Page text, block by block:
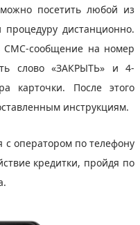
посетить любой из
дистанционно.
СМС-сообщение на номер
слово «ЗАКРЫТЬ» и 4-
карточки. После этого
инструкциям.
с оператором по телефону
кредитки, пройдя по